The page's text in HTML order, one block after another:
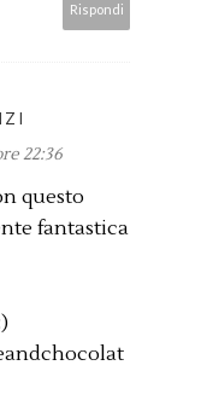
Rispondi
22:36
questo
fantastica